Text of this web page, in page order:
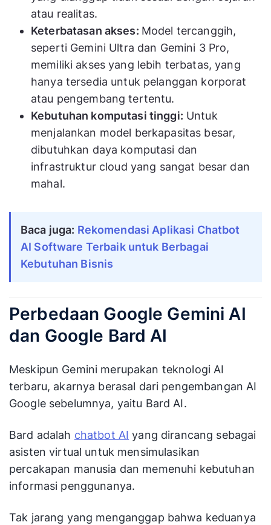
atau realitas.
Keterbatasan akses: Model tercanggih,
seperti Gemini Ultra dan Gemini 3 Pro,
memiliki akses yang lebih terbatas, yang
hanya tersedia untuk pelanggan korporat
atau pengembang tertentu.
Kebutuhan komputasi tinggi: Untuk
menjalankan model berkapasitas besar,
dibutuhkan daya komputasi dan
infrastruktur cloud yang sangat besar dan
mahal.
Baca juga: Rekomendasi Aplikasi Chatbot
AI Software Terbaik untuk Berbagai
Kebutuhan Bisnis
Perbedaan Google Gemini AI
dan Google Bard AI
Meskipun Gemini merupakan teknologi AI
terbaru, akarnya berasal dari pengembangan AI
Google sebelumnya, yaitu Bard AI.
Bard adalah chatbot AI yang dirancang sebagai
asisten virtual untuk mensimulasikan
percakapan manusia dan memenuhi kebutuhan
informasi penggunanya.
Tak jarang yang menganggap bahwa keduanya